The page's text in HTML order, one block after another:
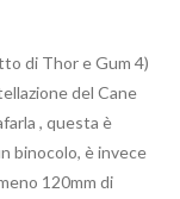
di Thor e Gum 4)
del Cane
, questa è
binocolo, è invece
120mm di